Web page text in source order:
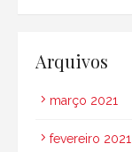
Arquivos
março 2021
fevereiro 2021